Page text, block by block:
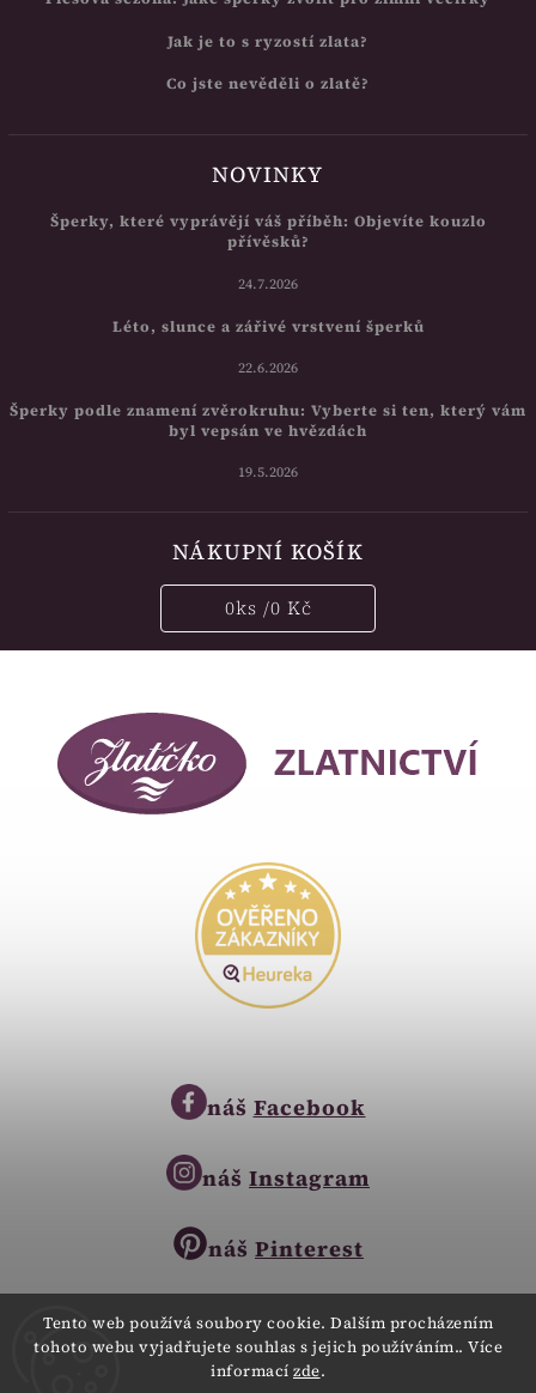
Tento web používá soubory cookie. Dalším procházením
tohoto webu vyjadřujete souhlas s jejich používáním.. Více
informací zde.
Jak je to s ryzostí zlata?
Co jste nevěděli o zlatě?
NOVINKY
Šperky, které vyprávějí váš příběh: Objevíte kouzlo
přívěsků?
24.7.2026
Léto, slunce a zářivé vrstvení šperků
22.6.2026
Šperky podle znamení zvěrokruhu: Vyberte si ten, který vám
byl vepsán ve hvězdách
19.5.2026
NÁKUPNÍ KOŠÍK
0ks /0 Kč
náš Facebook
náš Instagram
náš Pinterest
Copyright © 2023